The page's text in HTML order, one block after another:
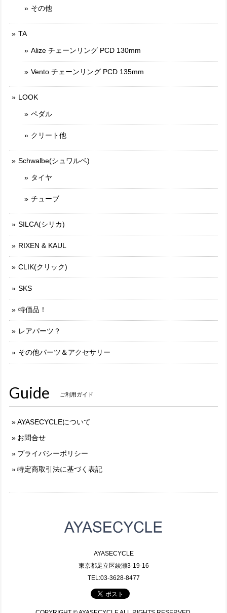
その他
TA
Alize チェーンリング PCD 130mm
Vento チェーンリング PCD 135mm
LOOK
ペダル
クリート他
Schwalbe(シュワルベ)
タイヤ
チューブ
SILCA(シリカ)
RIXEN & KAUL
CLIK(クリック)
SKS
特価品！
レアパーツ？
その他パーツ＆アクセサリー
Guide ご利用ガイド
AYASECYCLEについて
お問合せ
プライバシーポリシー
特定商取引法に基づく表記
AYASECYCLE
東京都足立区綾瀬3-19-16
TEL:03-3628-8477